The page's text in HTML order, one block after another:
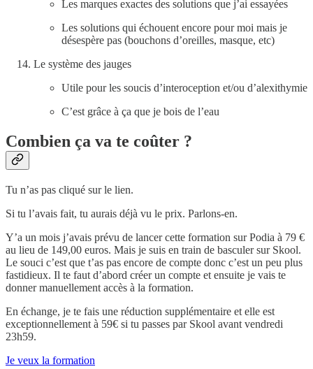
Les marques exactes des solutions que j’ai essayées
Les solutions qui échouent encore pour moi mais je
désespère pas (bouchons d’oreilles, masque, etc)
Le système des jauges
Utile pour les soucis d’interoception et/ou d’alexithymie
C’est grâce à ça que je bois de l’eau
Combien ça va te coûter ?
Tu n’as pas cliqué sur le lien.
Si tu l’avais fait, tu aurais déjà vu le prix. Parlons-en.
Y’a un mois j’avais prévu de lancer cette formation sur Podia à 79 €
au lieu de 149,00 euros. Mais je suis en train de basculer sur Skool.
Le souci c’est que t’as pas encore de compte donc c’est un peu plus
fastidieux. Il te faut d’abord créer un compte et ensuite je vais te
donner manuellement accès à la formation.
En échange, je te fais une réduction supplémentaire et elle est
exceptionnellement à 59€ si tu passes par Skool avant vendredi
23h59.
Je veux la formation